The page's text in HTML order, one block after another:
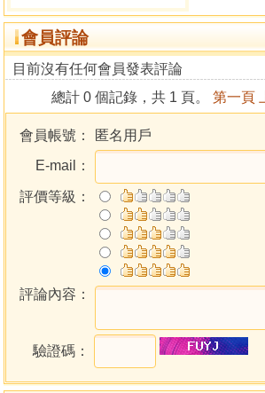
會員評論
目前沒有任何會員發表評論
總計 0 個記錄，共 1 頁。 第一頁
會員帳號：
匿名用戶
E-mail：
評價等級：
評論內容：
驗證碼：